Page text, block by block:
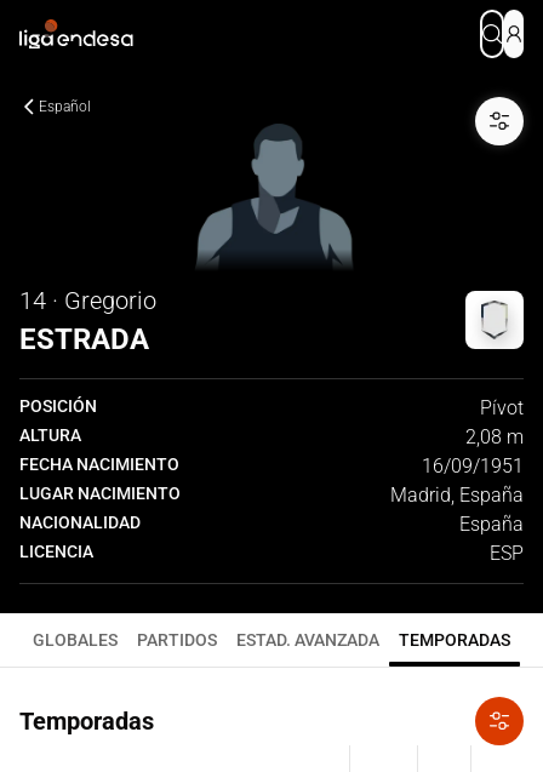
Español
14 · Gregorio
ESTRADA
POSICIÓN Pívot
ALTURA 2,08 m
FECHA NACIMIENTO 16/09/1951
LUGAR NACIMIENTO Madrid, España
NACIONALIDAD España
LICENCIA ESP
GLOBALES PARTIDOS ESTAD. AVANZADA TEMPORADAS
Temporadas